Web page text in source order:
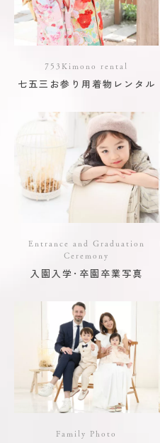
753Kimono rental
七五三お参り用着物レンタル
Entrance and Graduation
Ceremony
入園入学･卒園卒業写真
Family Photo